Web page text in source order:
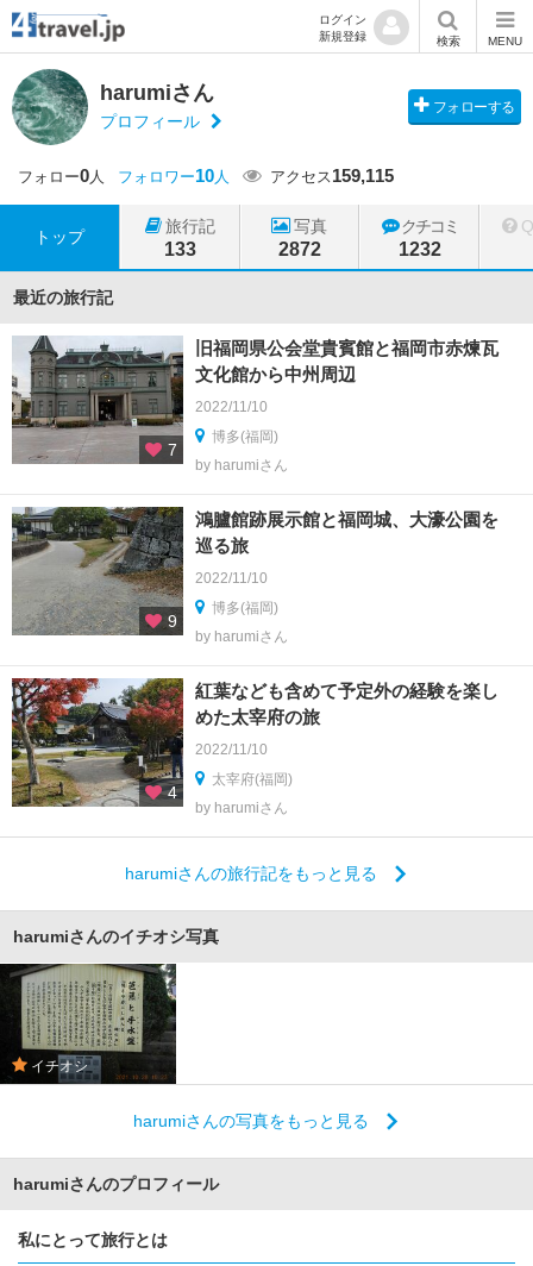
ログイン
新規登録
検索 MENU
harumiさん
プロフィール
フォローする
フォロー0人 フォロワー10人 アクセス159,115
トップ
旅行記
133
写真
2872
クチコミ
1232
最近の旅行記
7
旧福岡県公会堂貴賓館と福岡市赤煉瓦
文化館から中州周辺
2022/11/10
博多(福岡)
by harumiさん
9
鴻臚館跡展示館と福岡城、大濠公園を
巡る旅
2022/11/10
博多(福岡)
by harumiさん
4
紅葉なども含めて予定外の経験を楽し
めた太宰府の旅
2022/11/10
太宰府(福岡)
by harumiさん
harumiさんの旅行記をもっと見る
harumiさんのイチオシ写真
イチオシ
harumiさんの写真をもっと見る
harumiさんのプロフィール
私にとって旅行とは